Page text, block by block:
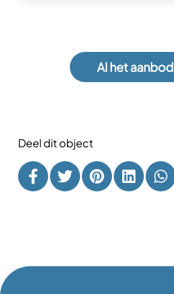
Al het aanbod
Deel dit object